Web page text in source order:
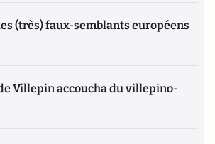
(très) faux-semblants européens
Villepin accoucha du villepino-